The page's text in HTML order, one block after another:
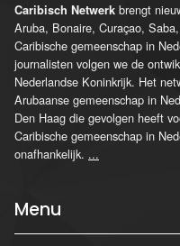
Caribisch Netwerk brengt
Aruba, Bonaire, Curaçao,
Caribische gemeenschap in
journalisten volgen we de
Nederlandse Koninkrijk. Het
Arubaanse gemeenschap in
Den Haag die gevolgen heeft
Caribische gemeenschap in
onafhankelijk. ...
Menu